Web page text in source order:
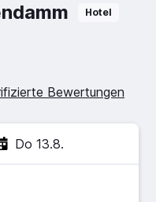
Hotel
Bewertungen
Do 13.8.